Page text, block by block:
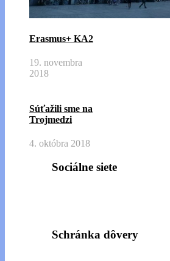
Erasmus+ KA2
19. novembra
2018
Súťažili sme na
Trojmedzi
4. októbra 2018
Sociálne siete
Schránka dôvery